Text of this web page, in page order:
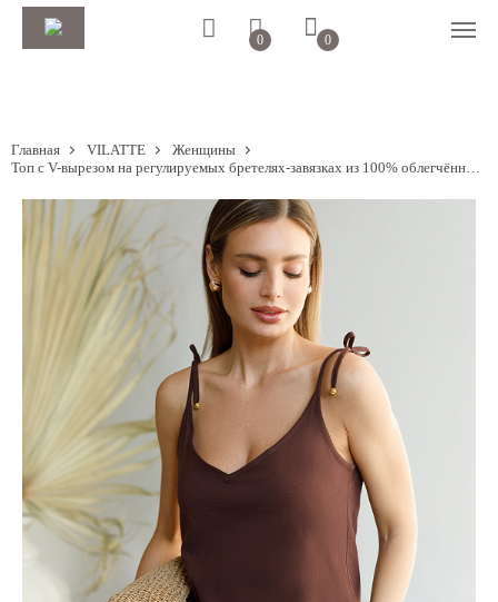
0 0
Главная VILATTE
Женщины
Топ с V-вырезом на регулируемых бретелях-завязках из 100% облегчённого хлопка